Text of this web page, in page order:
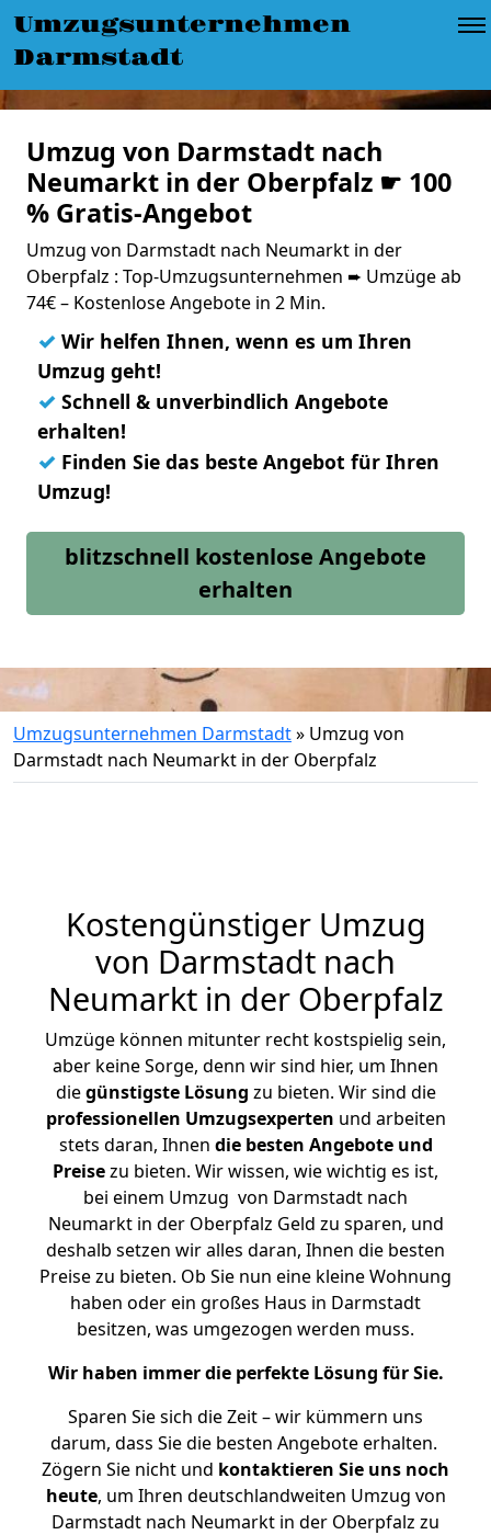
Umzugsunternehmen
Darmstadt
Umzug von Darmstadt nach
Neumarkt in der Oberpfalz ☛ 100
% Gratis-Angebot
Umzug von Darmstadt nach Neumarkt in der
Oberpfalz : Top-Umzugsunternehmen ➨ Umzüge ab
74€ – Kostenlose Angebote in 2 Min.
✓ Wir helfen Ihnen, wenn es um Ihren
Umzug geht!
✓ Schnell & unverbindlich Angebote
erhalten!
✓ Finden Sie das beste Angebot für Ihren
Umzug!
blitzschnell kostenlose Angebote
erhalten
Umzugsunternehmen Darmstadt» Umzug von
Darmstadt nach Neumarkt in der Oberpfalz
Kostengünstiger Umzug
von Darmstadt nach
Neumarkt in der Oberpfalz
Umzüge können mitunter recht kostspielig sein,
aber keine Sorge, denn wir sind hier, um Ihnen
diegünstigste Lösung zu bieten. Wir sind die
professionellen Umzugsexperten und arbeiten
stets daran, Ihnen die besten Angebote und
Preisezu bieten. Wir wissen, wie wichtig es ist,
bei einem Umzug von Darmstadt nach
Neumarkt in der Oberpfalz Geld zu sparen, und
deshalb setzen wir alles daran, Ihnen die besten
Preise zu bieten. Ob Sie nun eine kleine Wohnung
haben oder ein großes Haus in Darmstadt
besitzen, was umgezogen werden muss.
Wir haben immer die perfekte Lösung für Sie.
Sparen Sie sich die Zeit – wir kümmern uns
darum, dass Sie die besten Angebote erhalten.
Zögern Sie nicht und kontaktieren Sie uns noch
heute, um Ihren deutschlandweiten Umzug von
Darmstadt nach Neumarkt in der Oberpfalz zu